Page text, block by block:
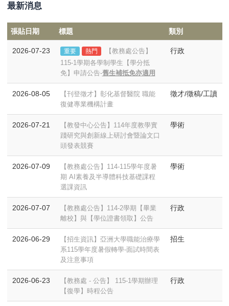
最新消息
張貼日期 標題 類別
2026-07-23 重要 熱門
【教務處公告】
115-1學期各學制學生【學分抵
免】申請公告-舊生補抵免亦適用
行政
2026-08-05
【刊登徵才】彰化基督醫院 職能
復健專業機構計畫
徵才/徵稿/工讀
2026-07-21
【教發中心公告】114年度教學實
踐研究與創新線上研討會暨論文口
頭發表競賽
學術
2026-07-09
【教務處公告】114-115學年度暑
期 AI素養及半導體科技基礎課程
選課資訊
學術
2026-07-07
【教務處公告】114-2學期【畢業
離校】與【學位證書領取】公告
行政
2026-06-29
【招生資訊】亞洲大學職能治療學
系115學年度暑假轉學-面試時間表
及注意事項
招生
2026-06-23
【教務處 - 公告】 115-1學期辦理
【復學】時程公告
行政